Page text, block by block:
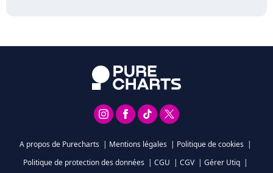
A propos de Purecharts | Mentions légales | Politique de cookies |
Politique de protection des données | CGU | CGV | Gérer Utiq |